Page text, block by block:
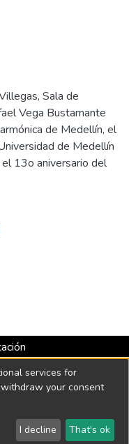
Sala de
Vega Bustamante
de Medellín, el
de Medellín
el 13o aniversario del
hasta 2026 -
de 2018
2026 LYRASIS
Feedback
services for
your consent
I decline That's ok